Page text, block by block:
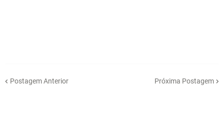
Postagem Anterior Próxima Postagem